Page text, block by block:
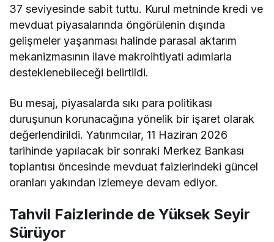
37 seviyesinde sabit tuttu. Kurul metninde kredi ve
mevduat piyasalarında öngörülenin dışında
gelişmeler yaşanması halinde parasal aktarım
mekanizmasının ilave makroihtiyati adımlarla
desteklenebileceği belirtildi.
Bu mesaj, piyasalarda sıkı para politikası
duruşunun korunacağına yönelik bir işaret olarak
değerlendirildi. Yatırımcılar, 11 Haziran 2026
tarihinde yapılacak bir sonraki Merkez Bankası
toplantısı öncesinde mevduat faizlerindeki güncel
oranları yakından izlemeye devam ediyor.
Tahvil Faizlerinde de Yüksek Seyir
Sürüyor